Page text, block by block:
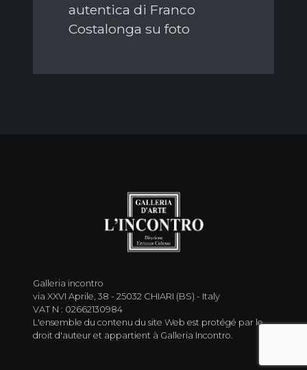
autentica di Franco
Costalonga su foto
Galleria incontro
via XXVI Aprile, 38 - 25032 CHIARI (BS) - Italy
VAT N : 02662130984
L'ensemble du contenu du site Web est protégé par le
droit d'auteur et appartient à Galleria Incontro.